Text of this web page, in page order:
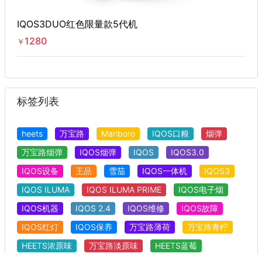
IQOS3DUO红色限量款5代机
￥ 1280
标签列表
heets 万宝路 Marlboro IQOS口粮
烟弹
万宝路烟弹
IQOS烟弹 IQOS
IQOS3.0
IQOS设备
王品 雪茄 IQOS一体机
IQOS3
IQOS ILUMA
IQOS ILUMA PRIME
IQOS电子烟
IQOS机器
IQOS 2.4 IQOS维修
IQOS故障
IQOS红灯
IQOS保养 万宝路薄荷
万宝路青柠
HEETS浓原味
万宝路淡原味 HEETS蓝莓